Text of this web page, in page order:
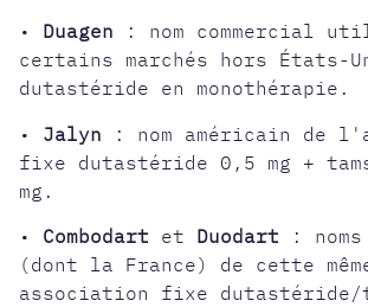
• Duagen : nom commercial
certains marchés hors États-
dutastéride en monothérapie.
• Jalyn : nom américain de
fixe dutastéride 0,5 mg +
mg.
• Combodart et Duodart : noms
(dont la France) de cette
association fixe dutastéride/